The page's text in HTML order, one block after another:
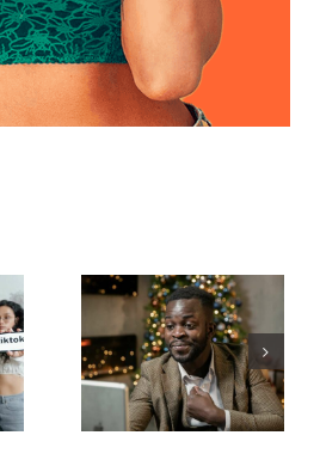
Wie man
Follower auf
LinkedIn
ausblendet,
um die
Privatsphäre